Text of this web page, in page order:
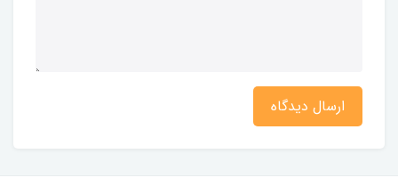
ارسال دیدگاه